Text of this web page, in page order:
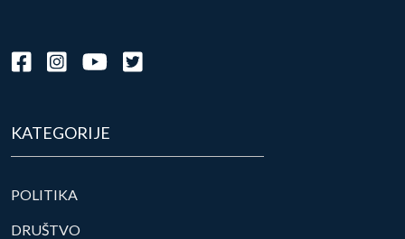
KATEGORIJE
POLITIKA
DRUŠTVO